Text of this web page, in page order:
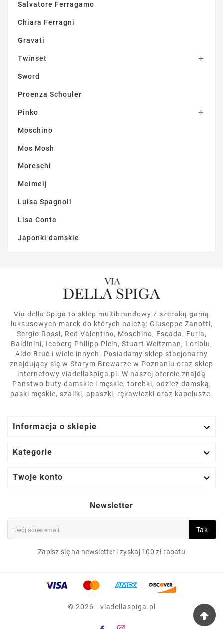
Salvatore Ferragamo
Chiara Ferragni
Gravati
Twinset 
Sword
Proenza Schouler
Pinko 
Moschino
Mos Mosh
Moreschi
Meimeij
Luisa Spagnoli
Lisa Conte
Japonki damskie
Via della Spiga to sklep multibrandowy z szeroką gamą
luksusowych marek do których należą: Giuseppe Zanotti,
Sergio Rossi, Red Valentino, Moschino, Escada, Furla,
Baldinini, Iceberg Philipp Plein, Stuart Weitzman, Loriblu,
Aldo Bruè i wiele innych. Posiadamy sklep stacjonarny
znajdujący się w Starym Browarze w Poznaniu oraz sklep
internetowy viadellaspiga.pl. W naszej ofercie znajdą
Państwo buty damskie i męskie, torebki, odzież damską,
paski męskie, szaliki, apaszki, rękawiczki oraz kapelusze.
Informacja o sklepie 
Kategorie 
Twoje konto 
Newsletter
Tak
Zapisz się na newsletter i zyskaj 100 zł rabatu
© 2026 - viadellaspiga.pl